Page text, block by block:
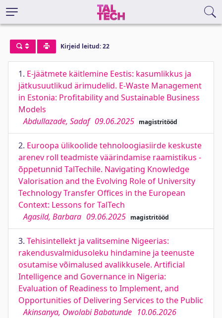
Kirjeid leitud: 22
1. E-jäätmete käitlemine Eestis: kasumlikkus ja
jätkusuutlikud ärimudelid. E-Waste Management
in Estonia: Profitability and Sustainable Business
Models
Abdullazade, Sadaf 09.06.2025 magistritööd
2. Euroopa ülikoolide tehnoloogiasiirde keskuste
arenev roll teadmiste väärindamise raamistikus -
õppetunnid TalTechile. Navigating Knowledge
Valorisation and the Evolving Role of University
Technology Transfer Offices in the European
Context: Lessons for TalTech
Agasild, Barbara 09.06.2025 magistritööd
3. Tehisintellekt ja valitsemine Nigeerias:
rakendusvalmidusoleku hindamine ja teenuste
osutamise võimalused avalikkusele. Artificial
Intelligence and Governance in Nigeria:
Evaluation of Readiness to Implement, and
Opportunities of Delivering Services to the Public
Akinsanya, Owolabi Babatunde 10.06.2026